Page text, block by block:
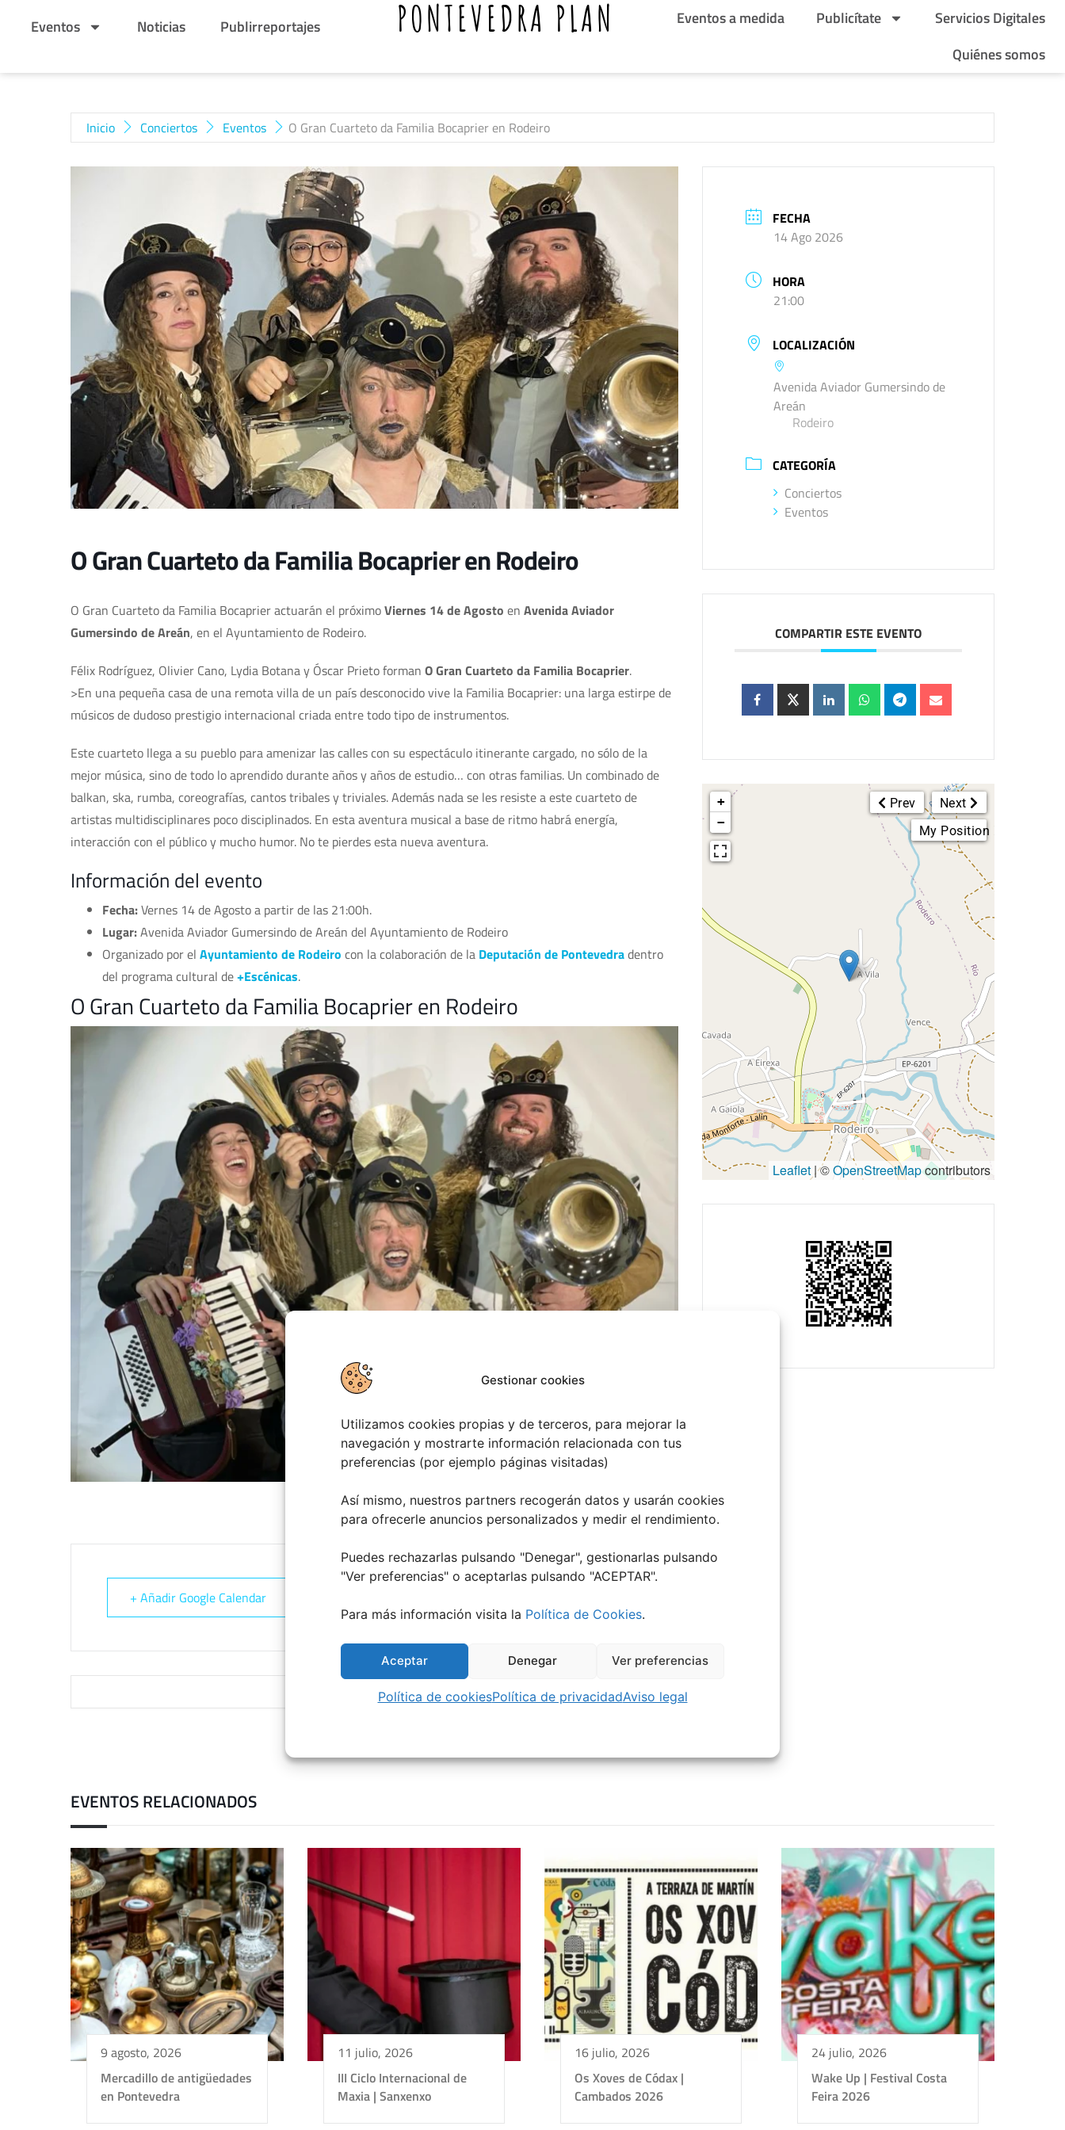
Gestionar cookies
Utilizamos cookies propias y de terceros, para mejorar la
navegación y mostrarte información relacionada con tus
preferencias (por ejemplo páginas visitadas)
Así mismo, nuestros partners recogerán datos y usarán cookies
para ofrecerle anuncios personalizados y medir el rendimiento.
Puedes rechazarlas pulsando "Denegar", gestionarlas pulsando
"Ver preferencias" o aceptarlas pulsando "ACEPTAR".
Para más información visita la Política de Cookies.
Aceptar Denegar Ver preferencias
Política de cookiesPolítica de privacidadAviso legal
Eventos Noticias Publirreportajes PONTEVEDRA PLAN Eventos a medida Publicítate
Servicios Digitales
Quiénes somos
Inicio Conciertos Eventos O Gran Cuarteto da Familia Bocaprier en Rodeiro
O Gran Cuarteto da Familia Bocaprier en Rodeiro
O Gran Cuarteto da Familia Bocaprier actuarán el próximoViernes 14 de Agosto en Avenida Aviador
Gumersindo de Areán, en el Ayuntamiento de Rodeiro.
Félix Rodríguez, Olivier Cano, Lydia Botana y Óscar Prieto forman O Gran Cuarteto da Familia Bocaprier.
>En una pequeña casa de una remota villa de un país desconocido vive la Familia Bocaprier: una larga estirpe de
músicos de dudoso prestigio internacional criada entre todo tipo de instrumentos.
Este cuarteto llega a su pueblo para amenizar las calles con su espectáculo itinerante cargado, no sólo de la
mejor música, sino de todo lo aprendido durante años y años de estudio… con otras familias. Un combinado de
balkan, ska, rumba, coreografías, cantos tribales y triviales. Además nada se les resiste a este cuarteto de
artistas multidisciplinares poco disciplinados. En esta aventura musical a base de ritmo habrá energía,
interacción con el público y mucho humor. No te pierdes esta nueva aventura.
Información del evento
Fecha:Vernes 14 de Agosto a partir de las 21:00h.
Lugar:Avenida Aviador Gumersindo de Areán del Ayuntamiento de Rodeiro
Organizado por el Ayuntamiento de Rodeiro con la colaboración de la Deputación de Pontevedradentro
del programa cultural de+Escénicas.
O Gran Cuarteto da Familia Bocaprier en Rodeiro
+ Añadir Google Calendar
FECHA
14 Ago 2026
HORA
21:00
LOCALIZACIÓN
Avenida Aviador Gumersindo de
Areán
Rodeiro
CATEGORÍA
Conciertos
Eventos
COMPARTIR ESTE EVENTO
Next
Prev
My Position
+
−
Leaflet| ©OpenStreetMapcontributors
EVENTOS RELACIONADOS
9 agosto, 2026
Mercadillo de antigüedades
en Pontevedra
11 julio, 2026
III Ciclo Internacional de
Maxia | Sanxenxo
16 julio, 2026
Os Xoves de Códax |
Cambados 2026
24 julio, 2026
Wake Up | Festival Costa
Feira 2026